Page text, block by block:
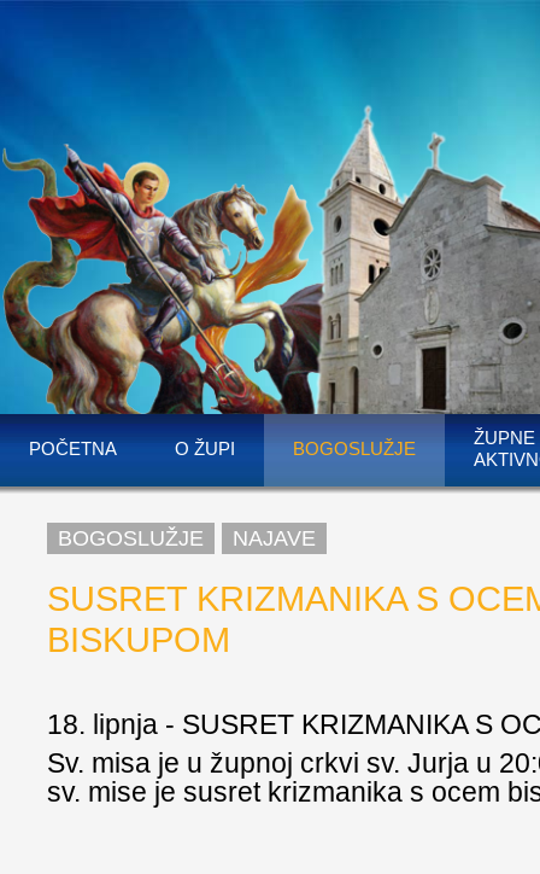
POČETNA O ŽUPI BOGOSLUŽJE
ŽUPNE
BOGOSLUŽJE NAJAVE
SUSRET KRIZMANIKA S
BISKUPOM
18. lipnja - SUSRET KRIZMANIKA S
Sv. misa je u župnoj crkvi sv. Jurja u
sv. mise je susret krizmanika s ocem